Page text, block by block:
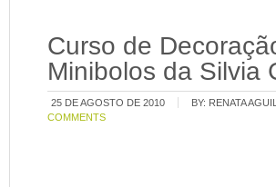
Curso de
Minibolos da Silvia
25 DE AGOSTO DE 2010 BY: RENATA
COMMENTS